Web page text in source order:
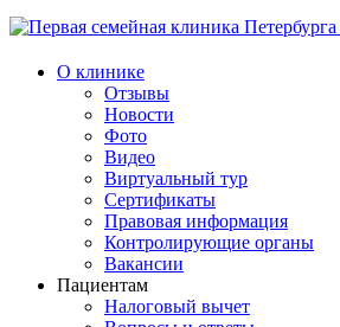
О клинике
Отзывы
Новости
Фото
Видео
Виртуальный тур
Сертификаты
Правовая информация
Контролирующие органы
Вакансии
Пациентам
Налоговый вычет